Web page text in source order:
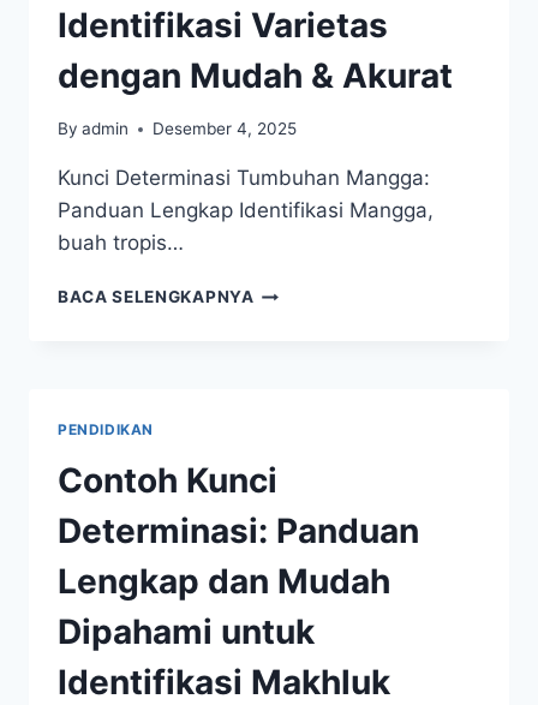
Identifikasi Varietas
dengan Mudah & Akurat
By admin Desember 4, 2025
Kunci Determinasi Tumbuhan Mangga:
Panduan Lengkap Identifikasi Mangga,
buah tropis…
BACA SELENGKAPNYA KUNCI
MUDAH
&
AKURAT
PENDIDIKAN
Contoh Kunci
Determinasi: Panduan
Lengkap dan Mudah
Dipahami untuk
Identifikasi Makhluk